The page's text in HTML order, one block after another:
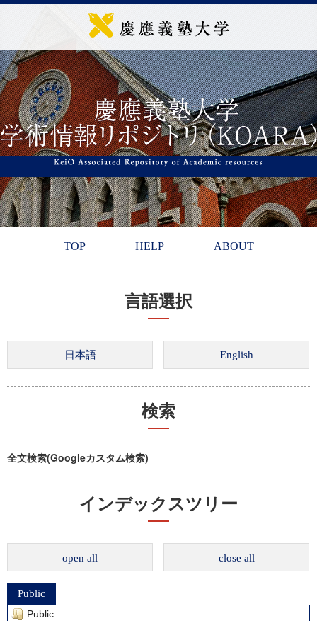
TOP HELP ABOUT
言語選択
検索
全文検索(Googleカスタム検索)
インデックスツリー
open all close all
Public
Public